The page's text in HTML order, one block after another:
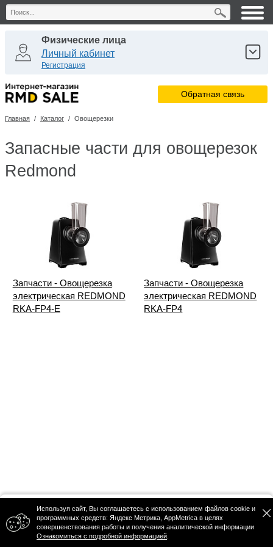
Физические лица
Личный кабинет
Регистрация
Юридические лица
Личный кабинет
Обратная связь
Главная / Каталог / Овощерезки
Запасные части для овощерезок
Redmond
Запчасти - Овощерезка
электрическая REDMOND
RKA-FP4-E
Запчасти - Овощерезка
электрическая REDMOND
RKA-FP4
© 2026 ООО "РА СЕРВИС"
Политика конфиденциальности
Публичная оферта
Используя сайт, Вы соглашаетесь с использованием файлов cookie и
программных средств: Яндекс Метрика, AppMetrica в целях
совершенствования работы и получения аналитической информации
Ознакомиться с подробной информацией
Главная Корзина Каталог